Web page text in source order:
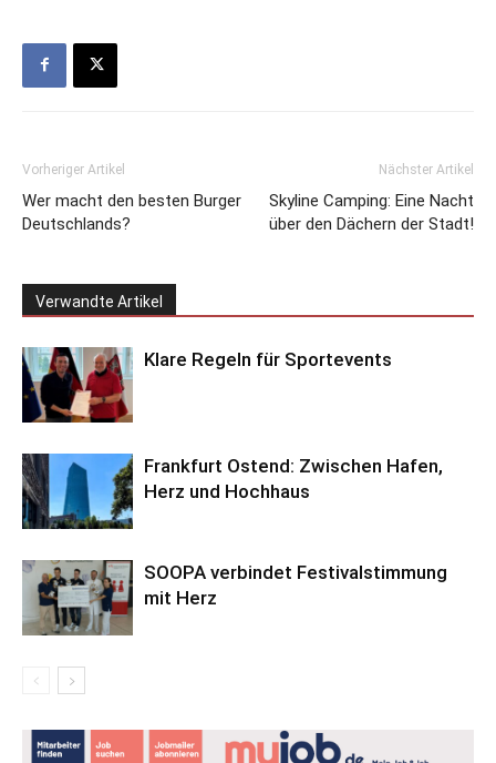
Vorheriger Artikel
Wer macht den besten Burger
Deutschlands?
Nächster Artikel
Skyline Camping: Eine Nacht
über den Dächern der Stadt!
Verwandte Artikel
Klare Regeln für Sportevents
Frankfurt Ostend: Zwischen Hafen,
Herz und Hochhaus
SOOPA verbindet Festivalstimmung
mit Herz